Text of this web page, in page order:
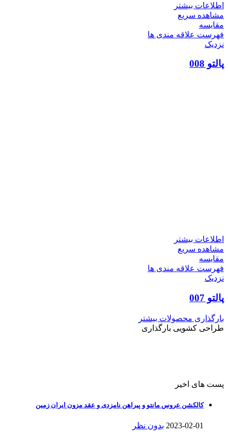
اطلاعات بیشتر
مشاهده سریع
مقایسه
فهرست علاقه مندی ها
نزدیک
پالتو 008
اطلاعات بیشتر
مشاهده سریع
مقایسه
فهرست علاقه مندی ها
نزدیک
پالتو 007
بارگذاری محصولات بیشتر
طراحی کشویی بارگذاری
پست های اخیر
کالکشن عروس مانتو و پیراهن نامزدی و عقد مزون ایران زمین
2023-02-01 بدون نظر